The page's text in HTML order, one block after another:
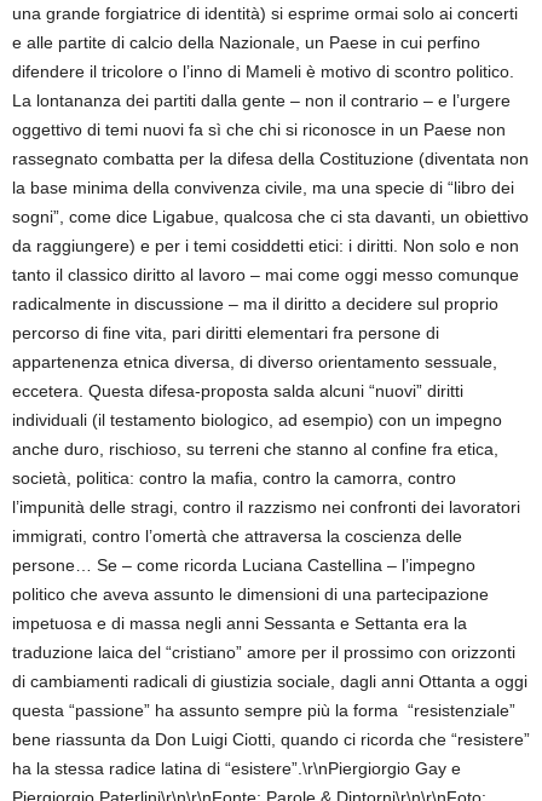
una grande forgiatrice di identità) si esprime ormai solo ai concerti
e alle partite di calcio della Nazionale, un Paese in cui perfino
difendere il tricolore o l’inno di Mameli è motivo di scontro politico.
La lontananza dei partiti dalla gente – non il contrario – e l’urgere
oggettivo di temi nuovi fa sì che chi si riconosce in un Paese non
rassegnato combatta per la difesa della Costituzione (diventata non
la base minima della convivenza civile, ma una specie di “libro dei
sogni”, come dice Ligabue, qualcosa che ci sta davanti, un obiettivo
da raggiungere) e per i temi cosiddetti etici: i diritti. Non solo e non
tanto il classico diritto al lavoro – mai come oggi messo comunque
radicalmente in discussione – ma il diritto a decidere sul proprio
percorso di fine vita, pari diritti elementari fra persone di
appartenenza etnica diversa, di diverso orientamento sessuale,
eccetera. Questa difesa-proposta salda alcuni “nuovi” diritti
individuali (il testamento biologico, ad esempio) con un impegno
anche duro, rischioso, su terreni che stanno al confine fra etica,
società, politica: contro la mafia, contro la camorra, contro
l’impunità delle stragi, contro il razzismo nei confronti dei lavoratori
immigrati, contro l’omertà che attraversa la coscienza delle
persone… Se – come ricorda Luciana Castellina – l’impegno
politico che aveva assunto le dimensioni di una partecipazione
impetuosa e di massa negli anni Sessanta e Settanta era la
traduzione laica del “cristiano” amore per il prossimo con orizzonti
di cambiamenti radicali di giustizia sociale, dagli anni Ottanta a oggi
questa “passione” ha assunto sempre più la forma “resistenziale”
bene riassunta da Don Luigi Ciotti, quando ci ricorda che “resistere”
ha la stessa radice latina di “esistere”.\r\nPiergiorgio Gay e